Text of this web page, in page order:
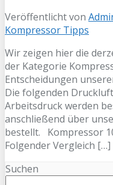
Veröffentlicht von
Kompressor Tipps
Wir zeigen hier die
der Kategorie
Entscheidungen
Die folgenden
Arbeitsdruck werden
anschließend über
bestellt. Kompressor
Folgender Vergleich […]
Suchen